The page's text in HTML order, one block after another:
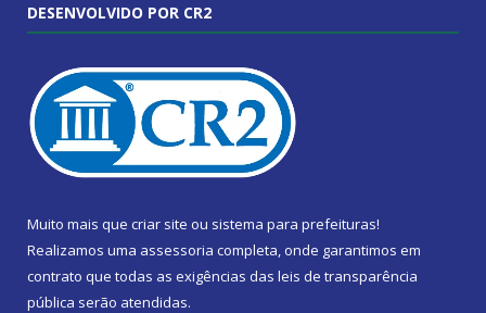
DESENVOLVIDO POR CR2
Muito mais que criar site ou sistema para prefeituras!
Realizamos uma assessoria completa, onde garantimos em
contrato que todas as exigências das leis de transparência
pública serão atendidas.